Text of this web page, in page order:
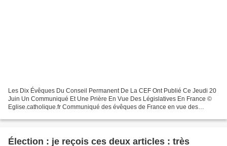
Les Dix Évêques Du Conseil Permanent De La CEF Ont Publié Ce Jeudi 20
Juin Un Communiqué Et Une Prière En Vue Des Législatives En France ©
Eglise.catholique.fr Communiqué des évêques de France en vue des
Élection : je reçois ces deux articles : très